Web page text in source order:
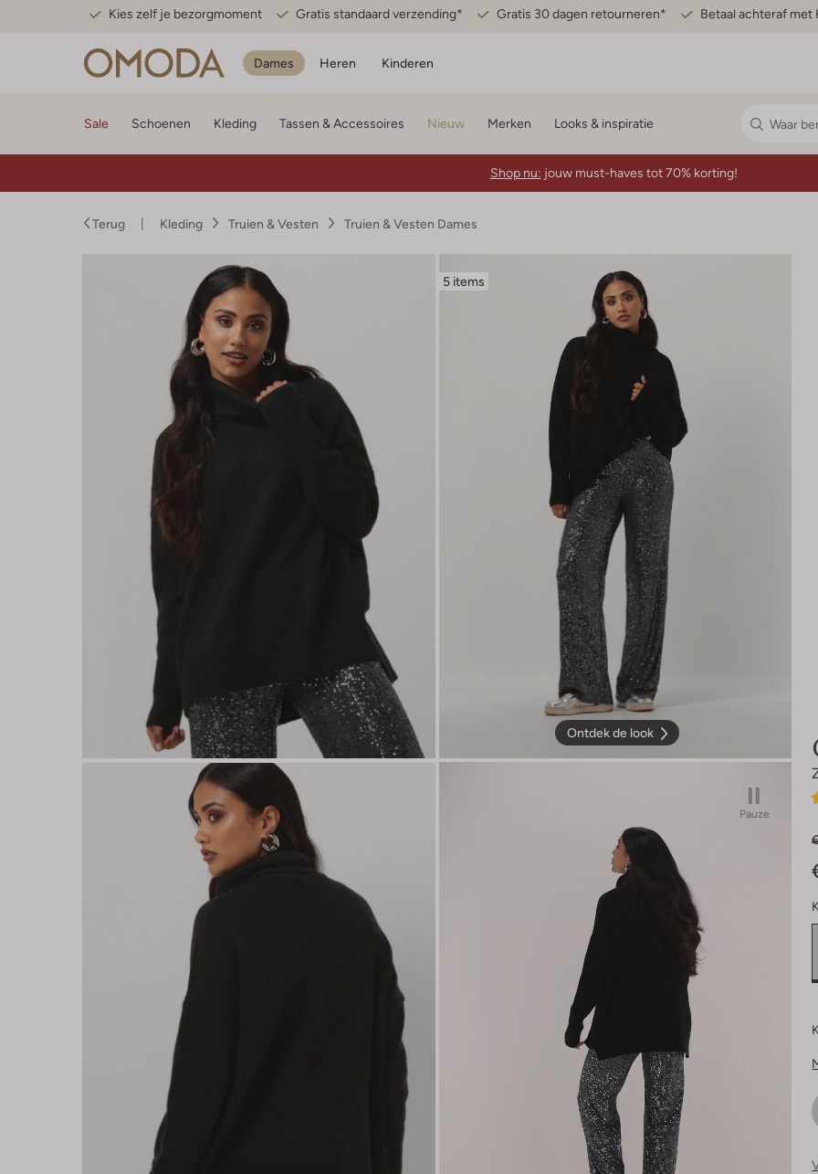
Kies zelf je bezorgmoment Gratis standaard verzending* Gratis 30 dagen retourneren* Betaal achteraf met
Dames Heren Kinderen
Sale Schoenen Kleding Tassen & Accessoires Nieuw Merken Looks & inspiratie
Shop nu: jouw must-haves tot 70% korting!
Terug Kleding Truien & Vesten Truien & Vesten Dames
5 items
Ontdek de look
Pauze
1